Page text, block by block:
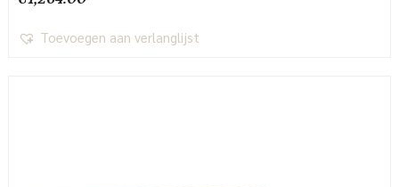
Toevoegen aan verlanglijst